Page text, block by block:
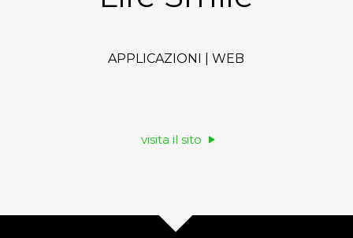
APPLICAZIONI | WEB
visita il sito